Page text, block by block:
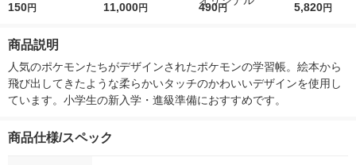
ミッキーマウス 7122
150円
5ｇ 資生堂 おまけ
11,000円
r（ロハコウォータ
490円
詰め替え メガ
5,820円
商品説明
人気のポケモンたちがデザインされたポケモンの学習帳。絵本から
飛び出してきたような柔らかいタッチのかわいいデザインを使用し
ています。小学生の新入学・進級準備におすすめです。
商品仕様/スペック